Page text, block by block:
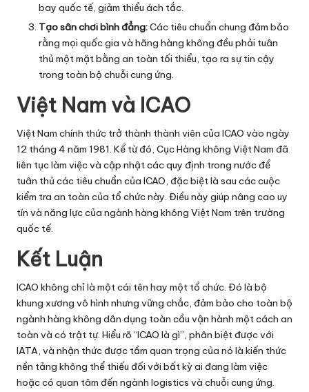
bay quốc tế, giảm thiểu ách tắc.
Tạo sân chơi bình đẳng:Các tiêu chuẩn chung đảm bảo
rằng mọi quốc gia và hãng hàng không đều phải tuân
thủ một mặt bằng an toàn tối thiểu, tạo ra sự tin cậy
trong toàn bộ chuỗi cung ứng.
Việt Nam và ICAO
Việt Nam chính thức trở thành thành viên của ICAO vào ngày
12 tháng 4 năm 1981. Kể từ đó, Cục Hàng không Việt Nam đã
liên tục làm việc và cập nhật các quy định trong nước để
tuân thủ các tiêu chuẩn của ICAO, đặc biệt là sau các cuộc
kiểm tra an toàn của tổ chức này. Điều này giúp nâng cao uy
tín và năng lực của ngành hàng không Việt Nam trên trường
quốc tế.
Kết Luận
ICAO không chỉ là một cái tên hay một tổ chức. Đó là bộ
khung xương vô hình nhưng vững chắc, đảm bảo cho toàn bộ
ngành hàng không dân dụng toàn cầu vận hành một cách an
toàn và có trật tự. Hiểu rõ “ICAO là gì”, phân biệt được với
IATA, và nhận thức được tầm quan trọng của nó là kiến thức
nền tảng không thể thiếu đối với bất kỳ ai đang làm việc
hoặc có quan tâm đến ngành logistics và chuỗi cung ứng.